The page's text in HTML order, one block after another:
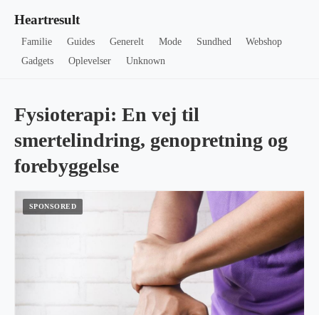
Heartresult
Familie Guides Generelt Mode Sundhed
Webshop
Gadgets
Oplevelser Unknown
Fysioterapi: En vej til
smertelindring, genopretning og
forebyggelse